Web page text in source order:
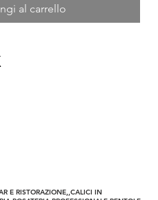
al carrello
E RISTORAZIONE,,CALICI IN